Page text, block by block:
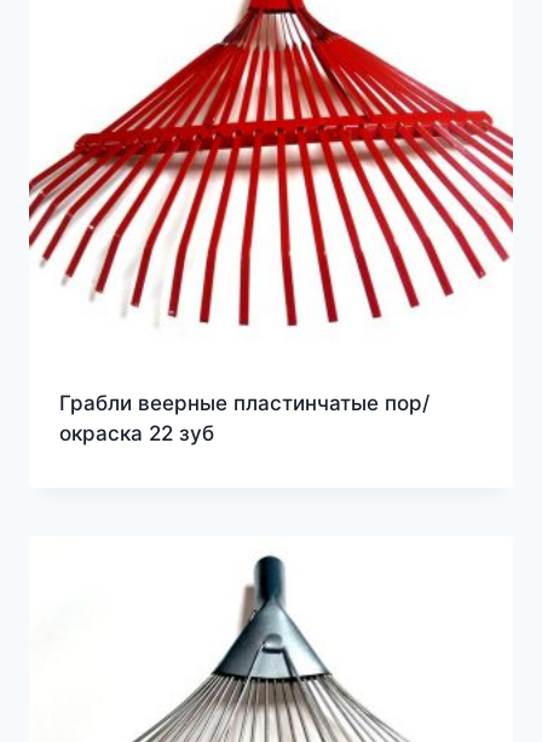
Грабли веерные пластинчатые пор/
окраска 22 зуб